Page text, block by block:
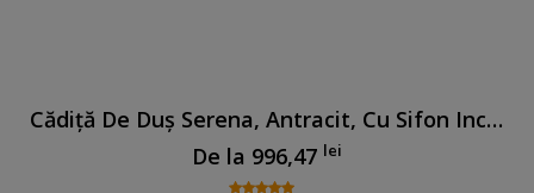
Cădiță De Duș Serena, Antracit, Cu Sifon Inclus
De la 996,47 lei